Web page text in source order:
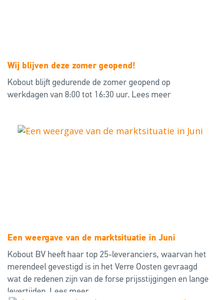
Wij blijven deze zomer geopend!
Kobout blijft gedurende de zomer geopend op
werkdagen van 8:00 tot 16:30 uur. Lees meer
Een weergave van de marktsituatie in Juni
Kobout BV heeft haar top 25-leveranciers, waarvan het
merendeel gevestigd is in het Verre Oosten gevraagd
wat de redenen zijn van de forse prijsstijgingen en lange
levertijden. Lees meer